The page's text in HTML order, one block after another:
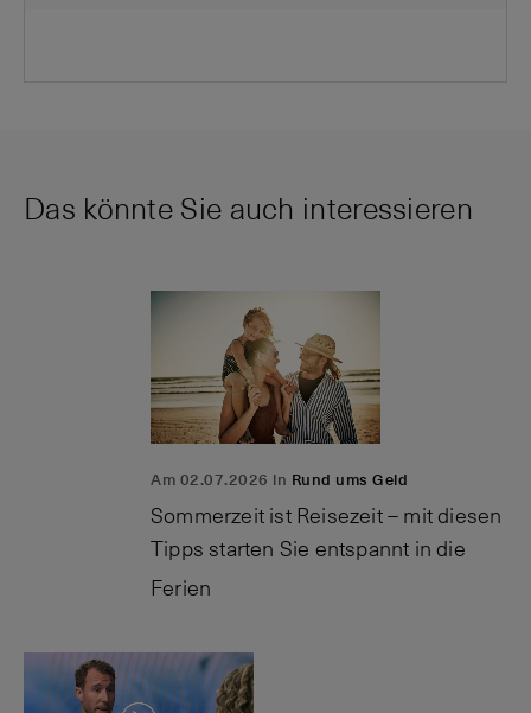
Das könnte Sie auch interessieren
Am 02.07.2026 in Rund ums Geld
Sommerzeit ist Reisezeit – mit diesen
Tipps starten Sie entspannt in die
Ferien